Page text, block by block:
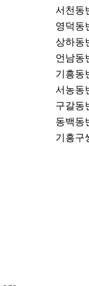
서천동
영덕동
상하동
언남동
기흥동
서농동
구갈동
동백동
기흥구